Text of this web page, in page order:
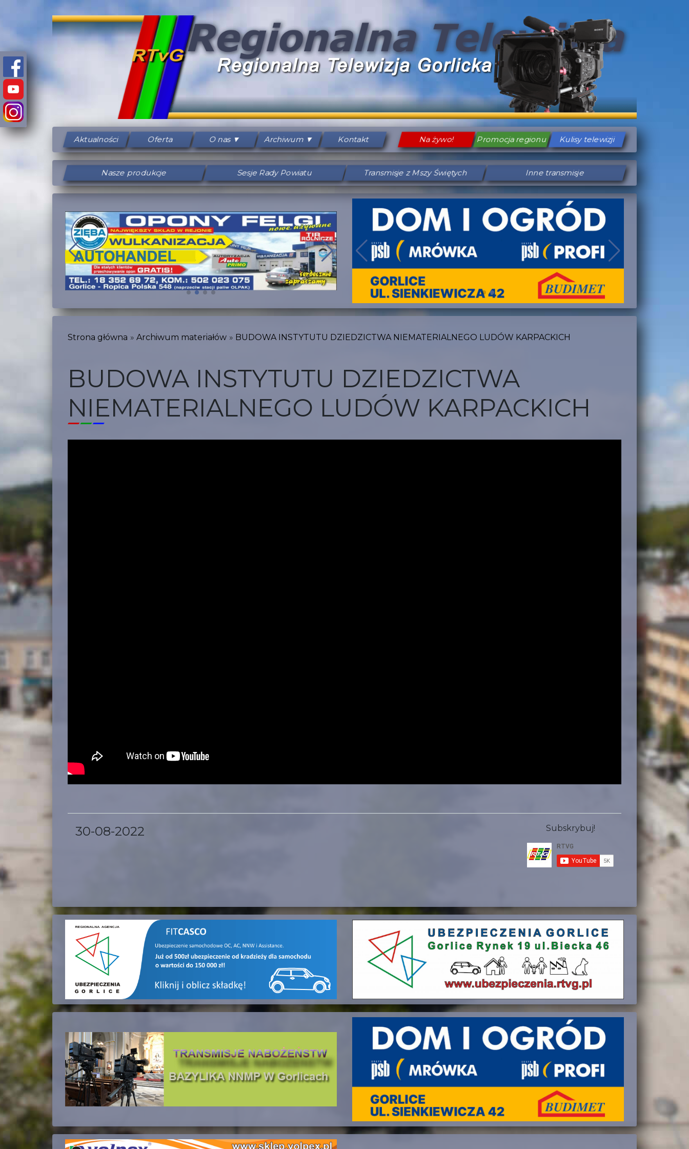
Aktualności Oferta O nas Archiwum Kontakt Na żywo! Promocja regionu Kulisy telewizji
Nasze produkcje Sesje Rady Powiatu Transmisje z Mszy Świętych Inne transmisje
Strona główna Archiwum materiałów BUDOWA INSTYTUTU DZIEDZICTWA NIEMATERIALNEGO LUDÓW KARPACKICH
BUDOWA INSTYTUTU DZIEDZICTWA
NIEMATERIALNEGO LUDÓW KARPACKICH
30-08-2022 Subskrybuj!